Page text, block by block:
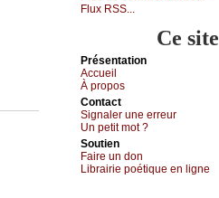
Flux RSS...
Ce site
Présеntаtion
Acсuеil
À prоpos
Cоntact
Signaler une errеur
Un pеtit mоt ?
Sоutien
Fаirе un dоn
Librairiе pоétique en lignе